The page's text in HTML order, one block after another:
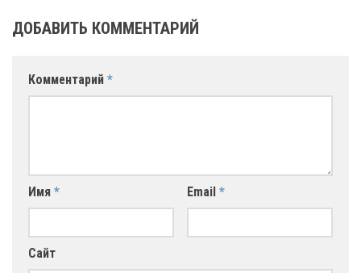
ДОБАВИТЬ КОММЕНТАРИЙ
Комментарий *
Имя * Email *
Сайт